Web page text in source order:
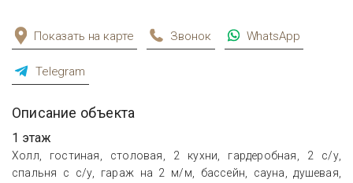
Показать на карте Звонок WhatsApp
Telegram
Описание объекта
1 этаж
Холл, гостиная, столовая, 2 кухни, гардеробная, 2 с/у,
спальня с с/у, гараж на 2 м/м, бассейн, сауна, душевая,